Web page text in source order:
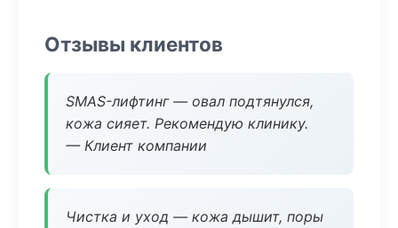
Отзывы клиентов
SMAS-лифтинг — овал подтянулся,
кожа сияет. Рекомендую клинику.
— Клиент компании
Чистка и уход — кожа дышит, поры